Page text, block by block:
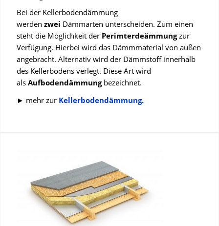
Bei der Kellerbodendämmung
werden zwei Dämmarten unterscheiden. Zum einen
steht die Möglichkeit der Perimterdeämmungzur
Verfügung. Hierbei wird das Dämmmaterial von außen
angebracht. Alternativ wird der Dämmstoff innerhalb
des Kellerbodens verlegt. Diese Art wird
als Aufbodendämmungbezeichnet.
► mehr zur Kellerbodendämmung.